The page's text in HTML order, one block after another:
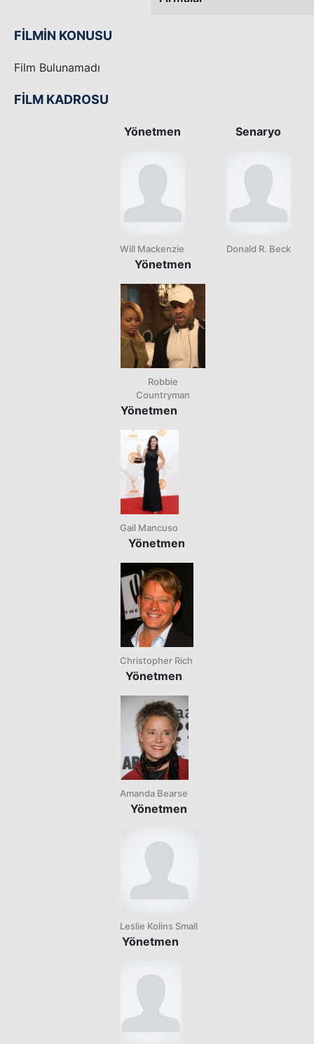
FİLMİN KONUSU
Film Bulunamadı
FİLM KADROSU
Yönetmen
Will Mackenzie
Yönetmen
Robbie
Countryman
Yönetmen
Gail Mancuso
Yönetmen
Christopher Rich
Yönetmen
Amanda Bearse
Yönetmen
Leslie Kolins Small
Yönetmen
Senaryo
Donald R. Beck